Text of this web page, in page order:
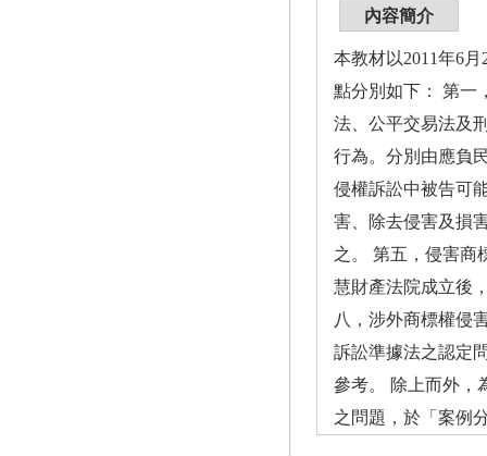
內容簡介
本教材以2011年6
點分別如下： 第一
法、公平交易法及
行為。分別由應負
侵權訴訟中被告可
害、除去侵害及損
之。 第五，侵害商
慧財產法院成立後
八，涉外商標權侵
訴訟準據法之認定
參考。 除上而外，
之問題，於「案例